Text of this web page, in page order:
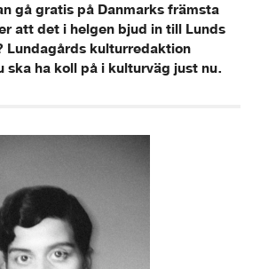
gå gratis på Danmarks främsta
att det i helgen bjud in till Lunds
Lundagårds kulturredaktion
ska ha koll på i kulturväg just nu.